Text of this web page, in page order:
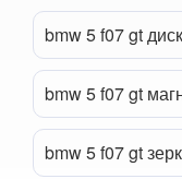
7 Series F01/
7 Series E65/
7 Series G11/
8 Series G14/
bmw 5 f07 gt
bmw 5 f07 gt
bmw 5 f07 gt